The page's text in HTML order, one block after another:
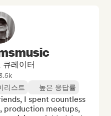
큐레이터
리스트
높은 응답률
I spent countless
production meetups,